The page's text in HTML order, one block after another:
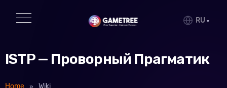
RU
ISTP — Проворный Прагматик
Home » Wiki